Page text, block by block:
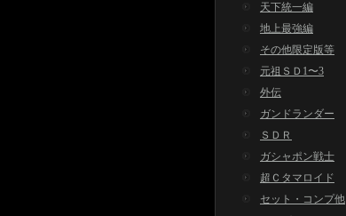
天下統一編
地上最強編
その他限定版等
元祖ＳＤ1〜3
外伝
ガンドランダー
ＳＤＲ
ガシャポン戦士
超Ｃタマロイド
セット・コンプ他